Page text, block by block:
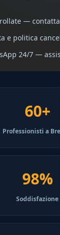
—
e politica
24/7 —
60+
Professionisti a
98%
Soddisfazione